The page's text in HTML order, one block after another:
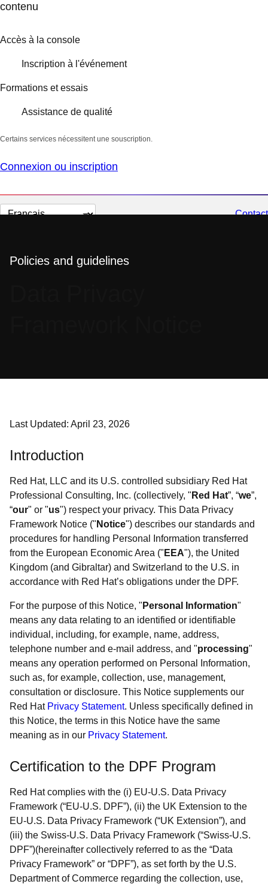
contenu
Accès à la console
Inscription à l'événement
Formations et essais
Assistance de qualité
Certains services nécessitent une souscription.
Connexion ou inscription
Changer
Contact
Policies and guidelines
Last Updated: April 23, 2026
Introduction
Red Hat, LLC and its U.S. controlled subsidiary Red Hat
Professional Consulting, Inc. (collectively, " Red Hat”, “we”,
“our" or "us") respect your privacy. This Data Privacy
Framework Notice (" Notice") describes our standards and
procedures for handling Personal Information transferred
from the European Economic Area (" EEA"), the United
Kingdom (and Gibraltar) and Switzerland to the U.S. in
accordance with Red Hat’s obligations under the DPF.
For the purpose of this Notice, " Personal Information"
means any data relating to an identified or identifiable
individual, including, for example, name, address,
telephone number and e-mail address, and "processing"
means any operation performed on Personal Information,
such as, for example, collection, use, management,
consultation or disclosure. This Notice supplements our
Red Hat Privacy Statement. Unless specifically defined in
this Notice, the terms in this Notice have the same
meaning as in our Privacy Statement.
Certification to the DPF Program
Red Hat complies with the (i) EU-U.S. Data Privacy
Framework (“EU-U.S. DPF”), (ii) the UK Extension to the
EU-U.S. Data Privacy Framework (“UK Extension”), and
(iii) the Swiss-U.S. Data Privacy Framework (“Swiss-U.S.
DPF”)(hereinafter collectively referred to as the “Data
Privacy Framework” or “DPF”), as set forth by the U.S.
Department of Commerce regarding the collection, use,